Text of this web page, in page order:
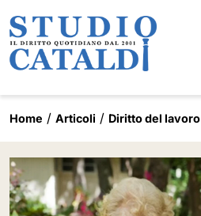
Home Articoli Diritto del lavoro